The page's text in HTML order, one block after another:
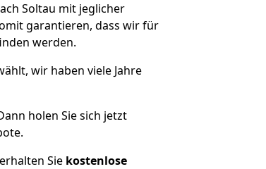
Soltau mit jeglicher
garantieren, dass wir für
werden.
wir haben viele Jahre
holen Sie sich jetzt
Sie kostenlose